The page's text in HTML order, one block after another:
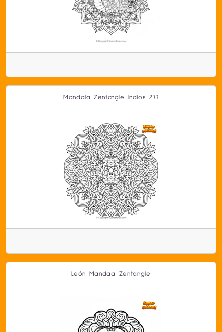
Mandala Zentangle Indios 273
León Mandala Zentangle